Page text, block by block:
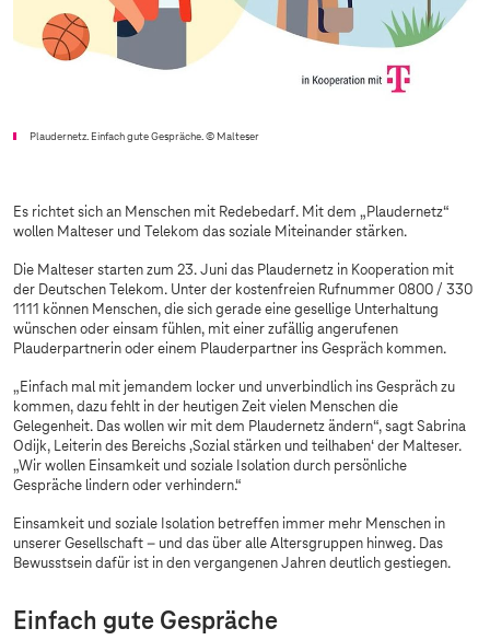
Plaudernetz. Einfach gute Gespräche.© Malteser
Es richtet sich an Menschen mit Redebedarf. Mit dem „Plaudernetz“
wollen Malteser und Telekom das soziale Miteinander stärken.
Die Malteser starten zum 23. Juni das Plaudernetz in Kooperation mit
der Deutschen Telekom. Unter der kostenfreien Rufnummer 0800 / 330
1111 können Menschen, die sich gerade eine gesellige Unterhaltung
wünschen oder einsam fühlen, mit einer zufällig angerufenen
Plauderpartnerin oder einem Plauderpartner ins Gespräch kommen.
„Einfach mal mit jemandem locker und unverbindlich ins Gespräch zu
kommen, dazu fehlt in der heutigen Zeit vielen Menschen die
Gelegenheit. Das wollen wir mit dem Plaudernetz ändern“, sagt Sabrina
Odijk, Leiterin des Bereichs ‚Sozial stärken und teilhaben‘ der Malteser.
„Wir wollen Einsamkeit und soziale Isolation durch persönliche
Gespräche lindern oder verhindern.“
Einsamkeit und soziale Isolation betreffen immer mehr Menschen in
unserer Gesellschaft – und das über alle Altersgruppen hinweg. Das
Bewusstsein dafür ist in den vergangenen Jahren deutlich gestiegen.
Einfach gute Gespräche